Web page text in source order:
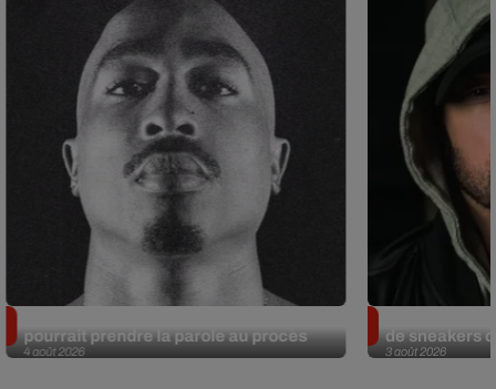
4 août 2026
pourrait prendre la parole au procès
3 août 2026
de sneakers